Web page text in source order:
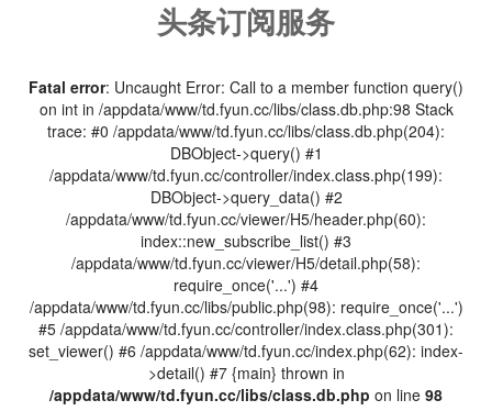
头条订阅服务
Fatal error: Uncaught Error: Call to a member function query()
on int in /appdata/www/td.fyun.cc/libs/class.db.php:98 Stack
trace: #0 /appdata/www/td.fyun.cc/libs/class.db.php(204):
DBObject->query() #1
/appdata/www/td.fyun.cc/controller/index.class.php(199):
DBObject->query_data() #2
/appdata/www/td.fyun.cc/viewer/H5/header.php(60):
index::new_subscribe_list() #3
/appdata/www/td.fyun.cc/viewer/H5/detail.php(58):
require_once('...') #4
/appdata/www/td.fyun.cc/libs/public.php(98): require_once('...')
#5 /appdata/www/td.fyun.cc/controller/index.class.php(301):
set_viewer() #6 /appdata/www/td.fyun.cc/index.php(62): index-
>detail() #7 {main} thrown in
/appdata/www/td.fyun.cc/libs/class.db.php on line 98